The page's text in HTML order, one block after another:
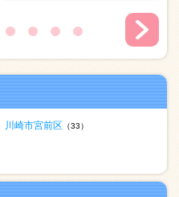
川崎市宮前区 （33）